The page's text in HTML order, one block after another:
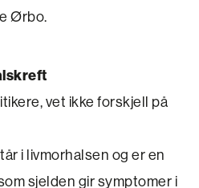
Ørbo.
vet ikke forskjell på
i livmorhalsen og er en
sjelden gir symptomer i